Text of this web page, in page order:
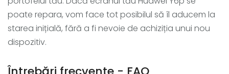
poate repara, vom face tot posibilul să îl aducem la
starea inițială, fără a fi nevoie de achiziția unui nou
dispozitiv.